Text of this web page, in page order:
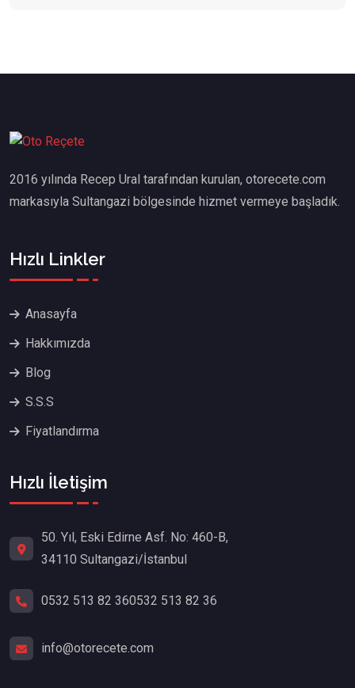
2016 yılında Recep Ural tarafından kurulan, otorecete.com
markasıyla Sultangazi bölgesinde hizmet vermeye başladık.
Hızlı Linkler
Anasayfa
Hakkımızda
Blog
S.S.S
Fiyatlandırma
Hızlı İletişim
50. Yıl, Eski Edirne Asf. No: 460-B,
34110 Sultangazi/İstanbul
0532 513 82 360532 513 82 36
info@otorecete.com